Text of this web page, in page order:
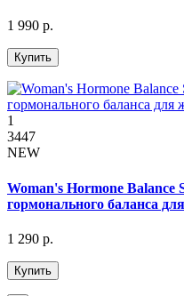
1 990 р.
Купить
1
3447
NEW
Woman's Hormone Balance
гормонального баланса
1 290 р.
Купить